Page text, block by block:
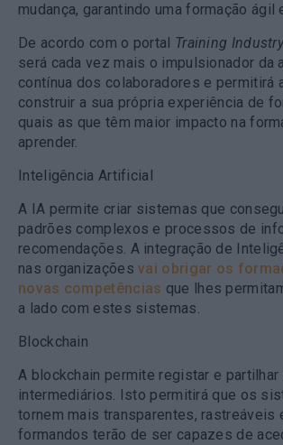
mudança, garantindo uma formação ágil
De acordo com o portal Training
será cada vez mais o impulsionador da
contínua dos colaboradores e permitirá
construir a sua própria experiência de
quais as que têm maior impacto na
aprender.
Inteligência Artificial
A IA permite criar sistemas que
padrões complexos e processos de
recomendações. A integração de
nas organizaçõesvai obrigar os
novas competências que lhes
a lado com estes sistemas.
Blockchain
A blockchain permite registar e
intermediários. Isto permitirá que os
tornem mais transparentes, rastreáveis
formandos terão de ser capazes de